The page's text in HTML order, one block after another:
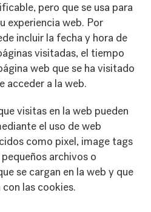
pero que se usa para
experiencia web. Por
incluir la fecha y hora de
visitadas, el tiempo
web que se ha visitado
acceder a la web.
visitas en la web pueden
el uso de web
como pixel, image tags
archivos o
se cargan en la web y que
las cookies.